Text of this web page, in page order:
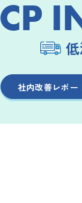
CP
社内改善レポー